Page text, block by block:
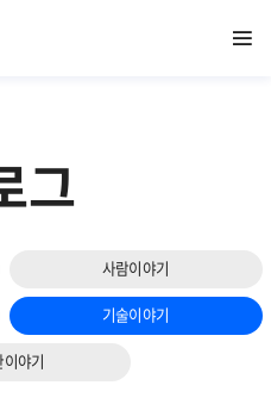
열기
그
사람이야기
기술이야기
야기